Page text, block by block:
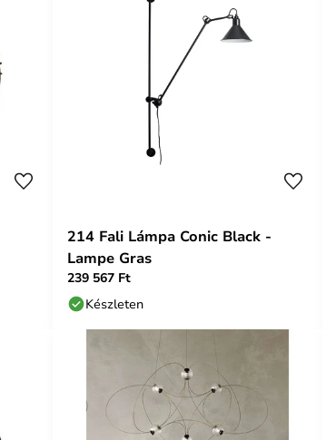
214 Fali Lámpa Conic Black -
Lampe Gras
239 567 Ft
Készleten